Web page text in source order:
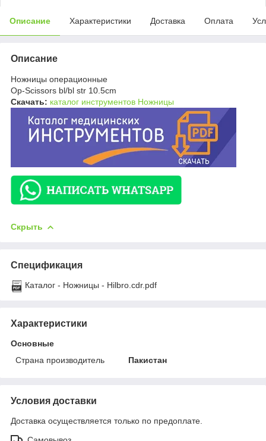
Описание Характеристики Доставка Оплата
Описание
Ножницы операционные
Op-Scissors bl/bl str 10.5cm
Скачать: каталог инструментов Ножницы
Скрыть
Спецификация
Каталог - Ножницы - Hilbro.cdr.pdf
Характеристики
Основные
Страна производитель
Пакистан
Условия доставки
Доставка осуществляется только по предоплате.